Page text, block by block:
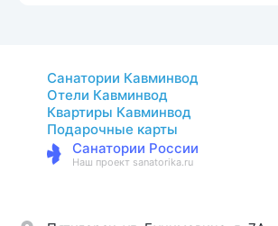
Санатории Кавминвод
Отели Кавминвод
Квартиры Кавминвод
Подарочные карты
Санатории России
Наш проект sanatorika.ru